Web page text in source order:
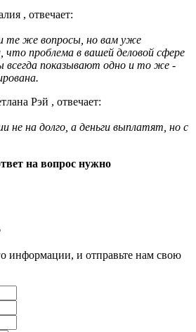
, отвечает:
те же вопросы, но вам уже
что проблема в вашей деловой сфере
показывают одно и то же -
Рэй , отвечает:
не на долго, а деньги выплатят, но с
на вопрос нужно
информации, и отправьте нам свою